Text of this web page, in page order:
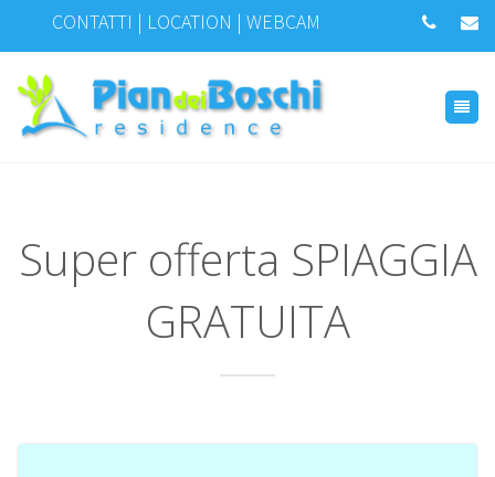
CONTATTI | LOCATION | WEBCAM
Super offerta SPIAGGIA
GRATUITA